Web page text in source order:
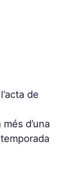
de
d’una